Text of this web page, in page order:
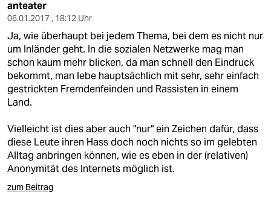
anteater
06.01.2017 , 18:12 Uhr
Ja, wie überhaupt bei jedem Thema, bei dem es nicht nur
um Inländer geht. In die sozialen Netzwerke mag man
schon kaum mehr blicken, da man schnell den Eindruck
bekommt, man lebe hauptsächlich mit sehr, sehr einfach
gestrickten Fremdenfeinden und Rassisten in einem
Land.
Vielleicht ist dies aber auch "nur" ein Zeichen dafür, dass
diese Leute ihren Hass doch noch nichts so im gelebten
Alltag anbringen können, wie es eben in der (relativen)
Anonymität des Internets möglich ist.
zum Beitrag